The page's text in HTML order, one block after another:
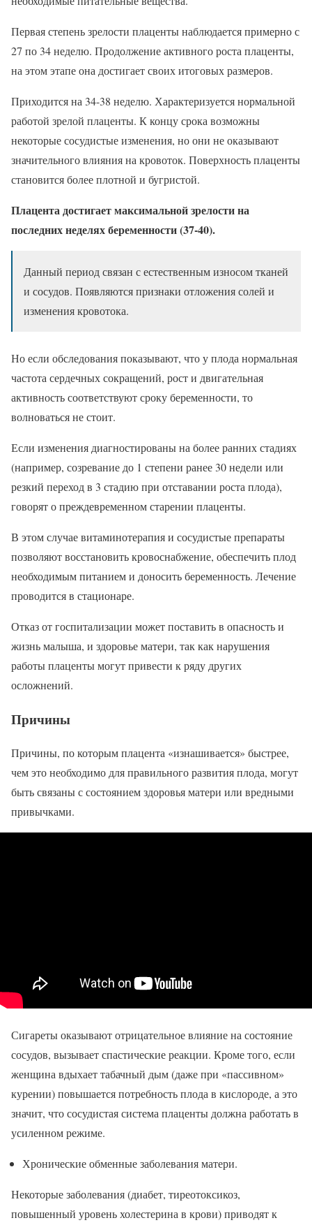
Первая степень зрелости плаценты наблюдается примерно с
27 по 34 неделю. Продолжение активного роста плаценты,
на этом этапе она достигает своих итоговых размеров.
Приходится на 34-38 неделю. Характеризуется нормальной
работой зрелой плаценты. К концу срока возможны
некоторые сосудистые изменения, но они не оказывают
значительного влияния на кровоток. Поверхность плаценты
становится более плотной и бугристой.
Плацента достигает максимальной зрелости на
последних неделях беременности (37-40).
Данный период связан с естественным износом тканей
и сосудов. Появляются признаки отложения солей и
изменения кровотока.
Но если обследования показывают, что у плода нормальная
частота сердечных сокращений, рост и двигательная
активность соответствуют сроку беременности, то
волноваться не стоит.
Если изменения диагностированы на более ранних стадиях
(например, созревание до 1 степени ранее 30 недели или
резкий переход в 3 стадию при отставании роста плода),
говорят о преждевременном старении плаценты.
В этом случае витаминотерапия и сосудистые препараты
позволяют восстановить кровоснабжение, обеспечить плод
необходимым питанием и доносить беременность. Лечение
проводится в стационаре.
Отказ от госпитализации может поставить в опасность и
жизнь малыша, и здоровье матери, так как нарушения
работы плаценты могут привести к ряду других
осложнений.
Причины
Причины, по которым плацента «изнашивается» быстрее,
чем это необходимо для правильного развития плода, могут
быть связаны с состоянием здоровья матери или вредными
привычками.
Сигареты оказывают отрицательное влияние на состояние
сосудов, вызывает спастические реакции. Кроме того, если
женщина вдыхает табачный дым (даже при «пассивном»
курении) повышается потребность плода в кислороде, а это
значит, что сосудистая система плаценты должна работать в
усиленном режиме.
Хронические обменные заболевания матери.
Некоторые заболевания (диабет, тиреотоксикоз,
повышенный уровень холестерина в крови) приводят к